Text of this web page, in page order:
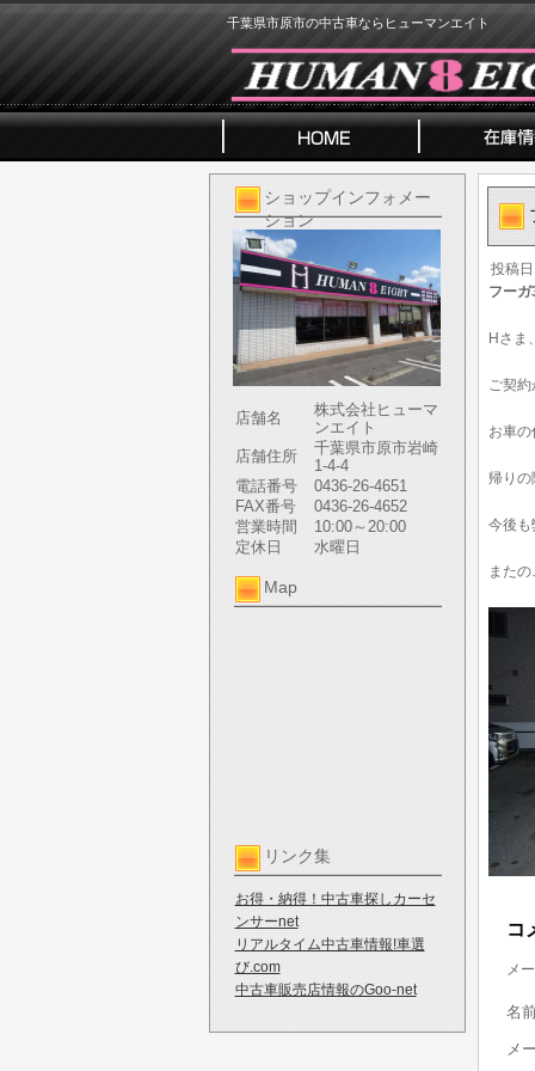
千葉県市原市の中古車ならヒューマンエイト
ショップインフォメー
ション
店舗名
株式会社ヒューマ
ンエイト
店舗住所
千葉県市原市岩崎
1-4-4
電話番号
0436-26-4651
FAX番号
0436-26-4652
営業時間
10:00～20:00
定休日
水曜日
Map
リンク集
お得・納得！中古車探しカーセ
ンサーnet
リアルタイム中古車情報!車選
び.com
中古車販売店情報のGoo-net
投稿日
フー
Hさま
ご契
お車
帰り
今後も
また
コ
メ
名
メ